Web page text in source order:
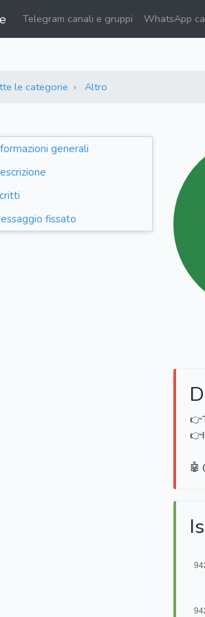
Telegram canali e gruppi WhatsApp
le categorie Altro
generali
fissato
🤖